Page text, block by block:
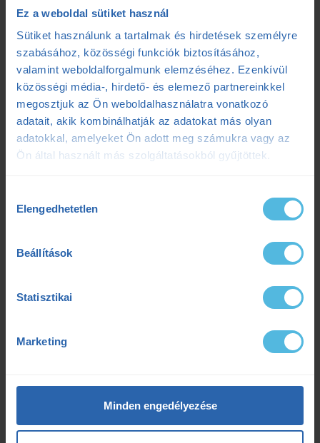
Ez a weboldal sütiket használ
Sütiket használunk a tartalmak és hirdetések személyre
szabásához, közösségi funkciók biztosításához,
valamint weboldalforgalmunk elemzéséhez. Ezenkívül
közösségi média-, hirdető- és elemező partnereinkkel
megosztjuk az Ön weboldalhasználatra vonatkozó
adatait, akik kombinálhatják az adatokat más olyan
adatokkal, amelyeket Ön adott meg számukra vagy az
Ön által használt más szolgáltatásokból gyűjtöttek.
kiválasztása
Elengedhetetlen
Beállítások
Statisztikai
Marketing
Minden engedélyezése
ENSPORT Prémium
fokozó futás futás futásdinamika
futóedzés futótechnika gazdaságosság
gyógytorna intervall kerékpár laktát
laktátmérés MLSS nutrium Prémium
regeneráció
tibi mondja